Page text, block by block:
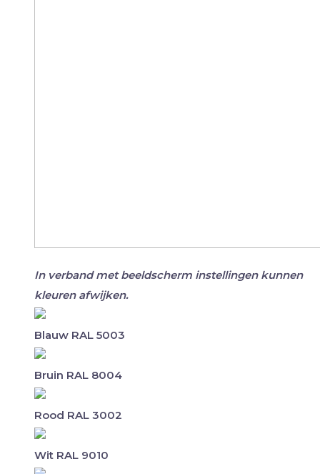
In verband met beeldscherm instellingen kunnen
kleuren afwijken.
Blauw RAL 5003
Bruin RAL 8004
Rood RAL 3002
Wit RAL 9010